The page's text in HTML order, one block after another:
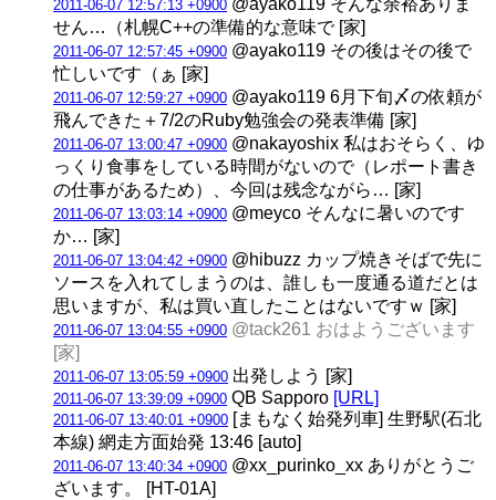
2011-06-07 12:57:13 +0900
せん…（札幌C++の準備的な意味で [家]
2011-06-07 12:57:45 +0900 @ayako119 その後はその後で
忙しいです（ぁ [家]
2011-06-07 12:59:27 +0900 @ayako119 6月下旬〆の依頼が
飛んできた＋7/2のRuby勉強会の発表準備 [家]
2011-06-07 13:00:47 +0900 @nakayoshix 私はおそらく、ゆ
っくり食事をしている時間がないので（レポート書き
の仕事があるため）、今回は残念ながら… [家]
2011-06-07 13:03:14 +0900 @meyco そんなに暑いのです
か… [家]
2011-06-07 13:04:42 +0900 @hibuzz カップ焼きそばで先に
ソースを入れてしまうのは、誰しも一度通る道だとは
思いますが、私は買い直したことはないですｗ [家]
2011-06-07 13:04:55 +0900 @tack261 おはようございます
[家]
2011-06-07 13:05:59 +0900 出発しよう [家]
2011-06-07 13:39:09 +0900 QB Sapporo [URL]
2011-06-07 13:40:01 +0900 [まもなく始発列車] 生野駅(石北
本線) 網走方面始発 13:46 [auto]
2011-06-07 13:40:34 +0900 @xx_purinko_xx ありがとうご
ざいます。 [HT-01A]